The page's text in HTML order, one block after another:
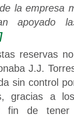
la empresa
apoyado
reservas
J.J.
sin control
gracias a
fin de tener